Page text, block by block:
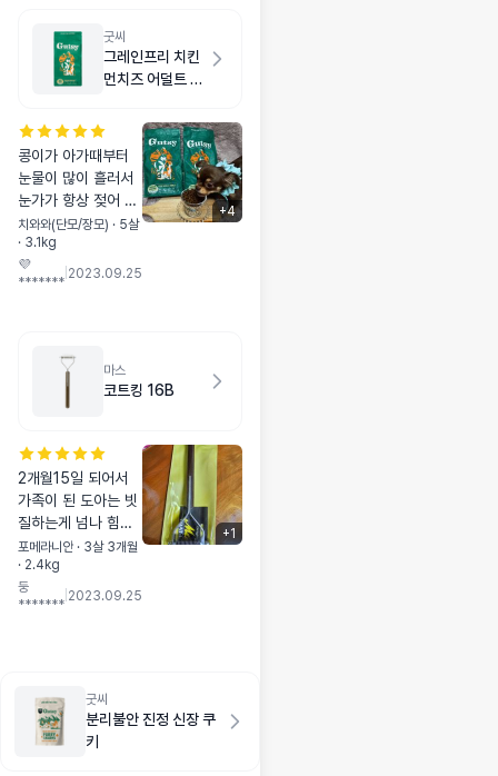
굿씨
그레인프리 치킨
먼치즈 어덜트 스
콩이가 아가때부터
눈물이 많이 흘러서
눈가가 항상 젖어 있
어서 걱정이 많았어
요 닦아줘도 계속 젖
어있어서 어떤사료를
어요 알갱이가 큰가
했는데 왠걸 콩이가
너무 예쁜 소리 내면
먹더라구요 차츰 눈
물도 없어지고 예쁜
응아도 해서 굿씨 계
속 먹이고 있어요 예
전엔 사료 먹다가 안
먹으려고 투정도 하
고 사료토도 했었는
데 굿씨 먹고는 밥투
나 걱정 될 정도로 너
무 좋아해요 콩이가
좋아하니 저도 굿씨
치와와(단모/장모) · 5살
· 3.1kg
💜
*******
2023.09.25
+4
마스
코트킹 16B
2개월15일 되어서
가족이 된 도아는 빗
질하는게 넘나 힘든
아이였어요~지금은
5개월이 다되었는데
죽은털과 뭉친털이
이젠 앉아서도 빗질
이 가능하게 된것!!!
이게 먼일인지~~~커
포메라니안 · 3살 3개월
· 2.4kg
둥
*******
2023.09.25
+1
굿씨
분리불안 진정 신장 쿠
키